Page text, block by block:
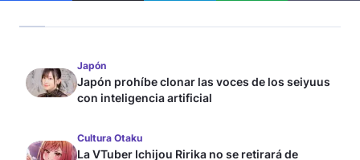
Japón
Japón prohíbe clonar las voces de los seiyuus
con inteligencia artificial
Cultura Otaku
La VTuber Ichijou Ririka no se retirará de